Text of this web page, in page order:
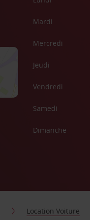
Mardi
Mercredi
Jeudi
Vendredi
Samedi
Dimanche
Location Voiture